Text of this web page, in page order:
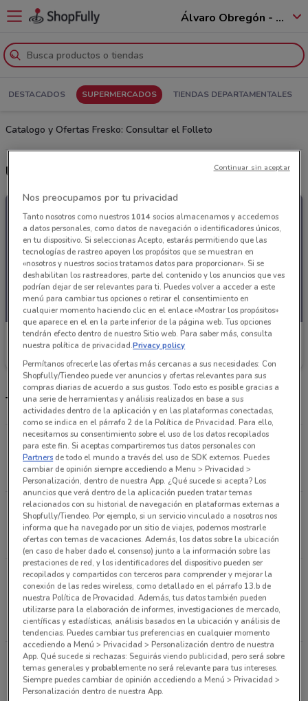
Álvaro Obregón - 01520
DESTACADOS SUPERMERCADOS TIENDAS DEPARTAMENTALES
Catalogo y Ofertas Fresko: Consultar el Folleto
Últimas ofertas Fresko
Fresko
Caduca Jueves
Tiendas Fresko más cercanas
Av. Miguel Ángel de Quevedo 1144 Col. Parque
San Andrés. Coyoacán Coyoacán
5.8 km
CERRADO
Av. De las Fuentes # 190 Col. Lomas de
Tecamachalco Naucalpan (méxico)
7.9 km
CERRADO
Fracc, Bosque de Moctezuma 1, La Herradura,
53920 Naucalpan de Juárez, Méx. Naucalpan
(méxico)
8.8 km
CERRADO
Av. Prolongación Bosques de Reforma 1813 Col.
Vista Hermosa Cuajimalpa De Morelos
10.4 km
CERRADO
Nos preocupamos por tu privacidad
Tanto nosotros como nuestros 1014socios almacenamos y accedemos
a datos personales, como datos de navegación o identificadores únicos,
en tu dispositivo. Si seleccionas Acepto, estarás permitiendo que las
tecnologías de rastreo apoyen los propósitos que se muestran en
«nosotros y nuestros socios tratamos datos para proporcionar». Si se
deshabilitan los rastreadores, parte del contenido y los anuncios que ves
podrían dejar de ser relevantes para ti. Puedes volver a acceder a este
menú para cambiar tus opciones o retirar el consentimiento en
cualquier momento haciendo clic en el enlace «Mostrar los propósitos»
que aparece en el en la parte inferior de la página web. Tus opciones
tendrán efecto dentro de nuestro Sitio web. Para saber más, consulta
nuestra política de privacidad.Privacy policy
Permítanos ofrecerle las ofertas más cercanas a sus necesidades: Con
Shopfully/Tiendeo puede ver anuncios y ofertas relevantes para sus
compras diarias de acuerdo a sus gustos. Todo esto es posible gracias a
una serie de herramientas y análisis realizados en base a sus
actividades dentro de la aplicación y en las plataformas conectadas,
como se indica en el párrafo 2 de la Política de Privacidad. Para ello,
necesitamos su consentimiento sobre el uso de los datos recopilados
para este fin. Si aceptas compartiremos tus datos personales con
Partners de todo el mundo a través del uso de SDK externos. Puedes
cambiar de opinión siempre accediendo a Menu > Privacidad >
Personalización, dentro de nuestra App. ¿Qué sucede si acepta? Los
anuncios que verá dentro de la aplicación pueden tratar temas
relacionados con su historial de navegación en plataformas externas a
Shopfully/Tiendeo. Por ejemplo, si un servicio vinculado a nosotros nos
informa que ha navegado por un sitio de viajes, podemos mostrarle
ofertas con temas de vacaciones. Además, los datos sobre la ubicación
(en caso de haber dado el consenso) junto a la información sobre las
prestaciones de red, y los identificadores del dispositivo pueden ser
recopilados y compartidos con terceros para comprender y mejorar la
conexión de las redes wireless, como detallado en el párrafo 13.b de
nuestra Política de Provacidad. Además, tus datos también pueden
utilizarse para la elaboración de informes, investigaciones de mercado,
científicas y estadísticas, análisis basados en la ubicación y análisis de
tendencias. Puedes cambiar tus preferencias en cualquier momento
accediendo a Menú > Privacidad > Personalización dentro de nuestra
App. Qué sucede si rechazas: Seguirás viendo publicidad, pero será sobre
temas generales y probablemente no será relevante para tus intereses.
Siempre puedes cambiar de opinión accediendo a Menú > Privacidad >
Personalización dentro de nuestra App.
Continuar sin aceptar